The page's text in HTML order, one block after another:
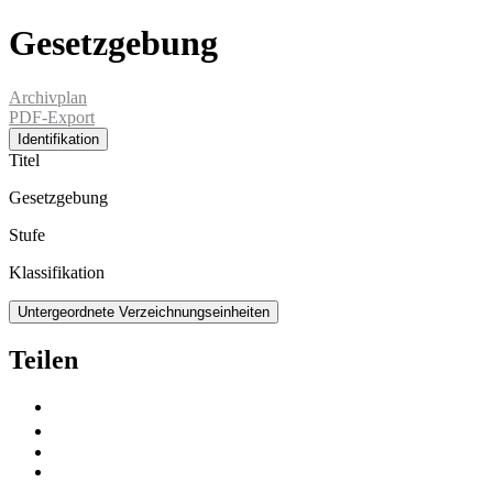
Gesetzgebung
Archivplan
PDF-Export
Identifikation
Titel
Gesetzgebung
Stufe
Klassifikation
Untergeordnete Verzeichnungseinheiten
Teilen